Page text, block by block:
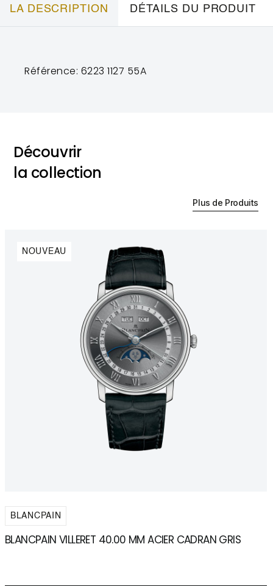
LA DESCRIPTION DÉTAILS DU PRODUIT
Référence: 6223 1127 55A
Découvrir
la collection
Plus de Produits
BLANCPAIN
BLANCPAIN VILLERET 40.00 MM ACIER CADRAN GRIS
NOUVEAU